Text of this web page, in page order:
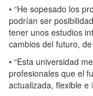
• “He sopesado los
podrían ser
tener unos estudios
cambios del futuro, de
• “Esta universidad
profesionales que el
actualizada, flexible e